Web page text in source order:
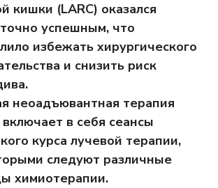
кишки (LARC) оказался
успешным, что
избежать хирургического
и снизить риск
неоадъювантная терапия
в себя сеансы
курса лучевой терапии,
следуют различные
химиотерапии.